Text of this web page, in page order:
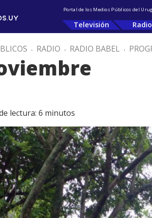
Portal de los Medios Públicos del
Televisión Radio
. RADIO . RADIO BABEL .
lectura: 6 minutos